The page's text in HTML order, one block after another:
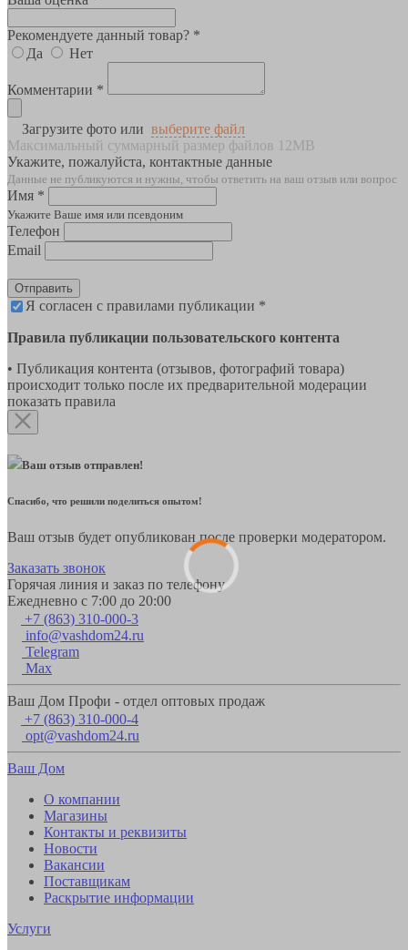
Рекомендуете данный товар? *
Да
Нет
Комментарии *
Загрузите фото или выберите файл
Максимальный суммарный размер файлов 12MB
Укажите, пожалуйста, контактные данные
Данные не публикуются и нужны, чтобы ответить на ваш отзыв или вопрос
Имя *
Укажите Ваше имя или псевдоним
Телефон
Email
Отправить
Я согласен с правилами публикации *
Правила публикации пользовательского контента
• Публикация контента (отзывов, фотографий товара)
происходит только после их предварительной модерации
показать правила
Ваш отзыв отправлен!
Спасибо, что решили поделиться опытом!
Ваш отзыв будет опубликован после проверки модератором.
Заказать звонок
Горячая линия и заказ по телефону
Ежедневно с 7:00 до 20:00
+7 (863) 310-000-3
info@vashdom24.ru
Telegram
Max
Ваш Дом Профи - отдел оптовых продаж
+7 (863) 310-000-4
opt@vashdom24.ru
Ваш Дом
О компании
Магазины
Контакты и реквизиты
Новости
Вакансии
Поставщикам
Раскрытие информации
Услуги